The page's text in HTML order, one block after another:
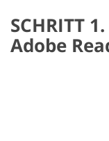
SCHRITT
Adobe